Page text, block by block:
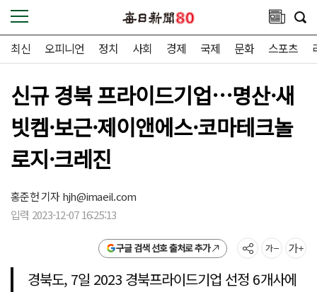
최신 오피니언 정치 사회 경제 국제 문화 스포츠
신규 경북 프라이드기업…명산·새
빗켐·보근·제이앤에스·코마테크놀
로지·크레진
홍준헌 기자 hjh@imaeil.com
입력 2023-12-07 16:25:13
구글 검색 선호 출처로 추가
경북도, 7일 2023 경북프라이드기업 선정 6개사에